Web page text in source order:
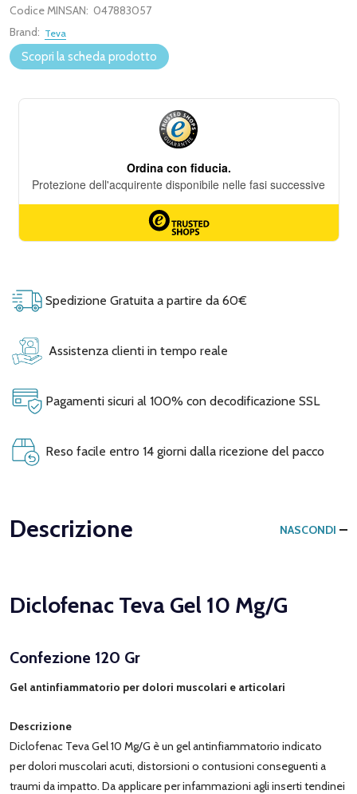
Codice MINSAN: 047883057
Brand: Teva
Scopri la scheda prodotto
Spedizione Gratuita a partire da 60€
Assistenza clienti in tempo reale
Pagamenti sicuri al 100% con decodificazione SSL
Reso facile entro 14 giorni dalla ricezione del pacco
Descrizione NASCONDI
Diclofenac Teva Gel 10 Mg/G
Confezione 120 Gr
Gel antinfiammatorio per dolori muscolari e articolari
Descrizione
Diclofenac Teva Gel 10 Mg/G è un gel antinfiammatorio indicato
per dolori muscolari acuti, distorsioni o contusioni conseguenti a
traumi da impatto. Da applicare per infammazioni agli inserti tendinei